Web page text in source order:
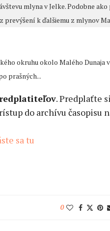
mlyna v Jelke. Podobne
prevýšení k ďalšiemu z mlynov
okruhu okolo Malého Dunaja
prašných...
. Predplaťte
do archívu časopisu
sa tu
0